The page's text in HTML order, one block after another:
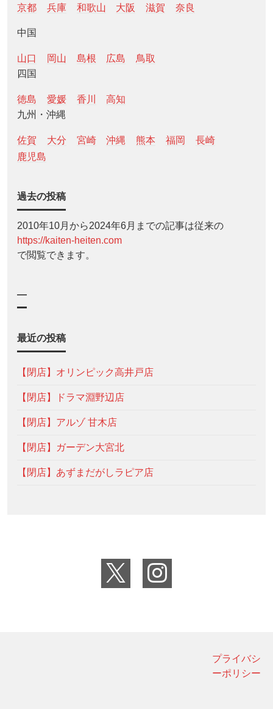
京都 兵庫 和歌山 大阪 滋賀 奈良
中国
山口 岡山 島根 広島
鳥取
四国
徳島 愛媛 香川
高知
九州・沖縄
佐賀 大分 宮崎 沖縄 熊本 福岡
長崎
鹿児島
過去の投稿
2010年10月から2024年6月までの記事は従来の
https://kaiten-heiten.com
で閲覧できます。
—
最近の投稿
【閉店】オリンピック高井戸店
【閉店】ドラマ淵野辺店
【閉店】アルゾ 甘木店
【閉店】ガーデン大宮北
【閉店】あずまだがしラピア店
プライバシ
ーポリシー